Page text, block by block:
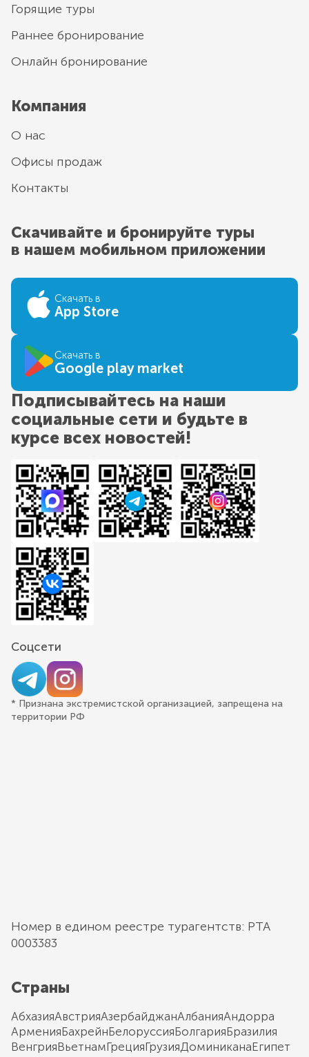
Горящие туры
Раннее бронирование
Онлайн бронирование
Компания
О нас
Офисы продаж
Контакты
Скачивайте и бронируйте туры
в нашем мобильном приложении
Скачать в
App Store
Скачать в
Google play market
Подписывайтесь на наши
социальные сети и будьте в
курсе всех новостей!
Соцсети
* Признана экстремистской организацией, запрещена на
территории РФ
Номер в едином реестре турагентств: РТА
0003383
Страны
АбхазияАвстрияАзербайджанАлбанияАндорра
АрменияБахрейнБелоруссияБолгарияБразилия
ВенгрияВьетнамГрецияГрузияДоминиканаЕгипет